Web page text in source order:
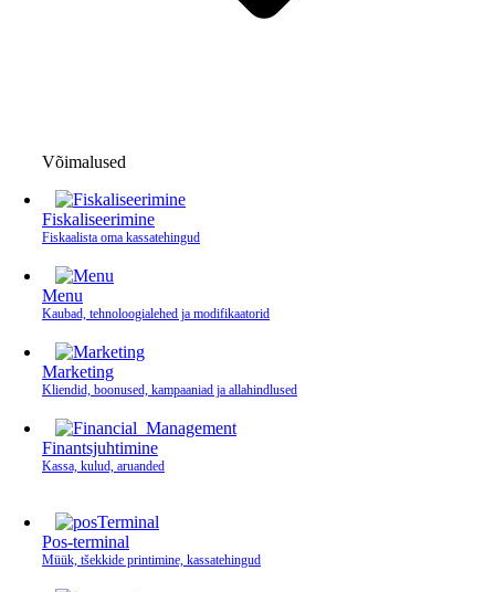
Võimalused
Fiskaliseerimine
Fiskaalista oma kassatehingud
Menu
Kaubad, tehnoloogialehed ja modifikaatorid
Marketing
Kliendid, boonused, kampaaniad ja allahindlused
Finantsjuhtimine
Kassa, kulud, aruanded
Pos-terminal
Müük, tšekkide printimine, kassatehingud